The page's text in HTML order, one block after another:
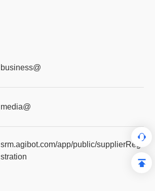
business@
media@
srm.agibot.com/app/public/supplierRegi
stration